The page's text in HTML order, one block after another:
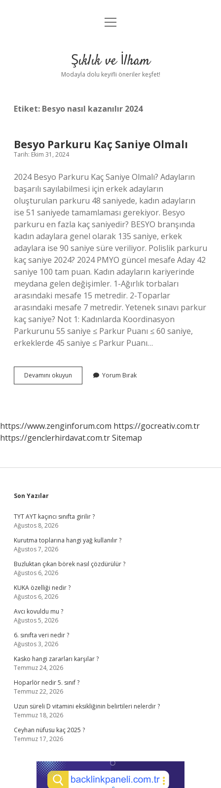
Anasayfa
Yasal Uyarı
menüyü
Şıklık ve İlham
Modayla dolu keyifli öneriler keşfet!
Etiket: Besyo nasıl kazanılır 2024
Besyo Parkuru Kaç Saniye Olmalı
Tarih: Ekim 31, 2024
2024 Besyo Parkuru Kaç Saniye Olmalı? Adayların
başarılı sayılabilmesi için erkek adayların
oluşturulan parkuru 48 saniyede, kadın adayların
ise 51 saniyede tamamlaması gerekiyor. Besyo
parkuru en fazla kaç saniyedir? BESYO branşında
kadın adaylara genel olarak 135 saniye, erkek
adaylara ise 90 saniye süre veriliyor. Polislik parkuru
kaç saniye 2024? 2024 PMYO güncel mesafe Aday 42
saniye 100 tam puan. Kadın adayların kariyerinde
meydana gelen değişimler. 1-Ağırlık torbaları
arasındaki mesafe 15 metredir. 2-Toparlar
arasındaki mesafe 7 metredir. Yetenek sınavı parkur
kaç saniye? Not 1: Kadınlarda Koordinasyon
Parkurunu 55 saniye ≤ Parkur Puanı ≤ 60 saniye,
erkeklerde 45 saniye ≤ Parkur Puanı…
Devamını okuyun
Parkuru
Yorum Bırak
https://www.zenginforum.com https://gocreativ.com.tr
https://genclerhirdavat.com.trSitemap
Sidebar
Son Yazılar
TYT AYT kaçıncı sınıfta girilir ?
Ağustos 8, 2026
Kurutma toplarına hangi yağ kullanılır ?
Ağustos 7, 2026
Buzluktan çıkan börek nasıl çözdürülür ?
Ağustos 6, 2026
KUKA özelliği nedir ?
Ağustos 6, 2026
Avcı kovuldu mu ?
Ağustos 5, 2026
6. sınıfta veri nedir ?
Ağustos 3, 2026
Kasko hangi zararları karşılar ?
Temmuz 24, 2026
Hoparlör nedir 5. sınıf ?
Temmuz 22, 2026
Uzun süreli D vitamini eksikliğinin belirtileri nelerdir ?
Temmuz 18, 2026
Ceyhan nüfusu kaç 2025 ?
Temmuz 17, 2026